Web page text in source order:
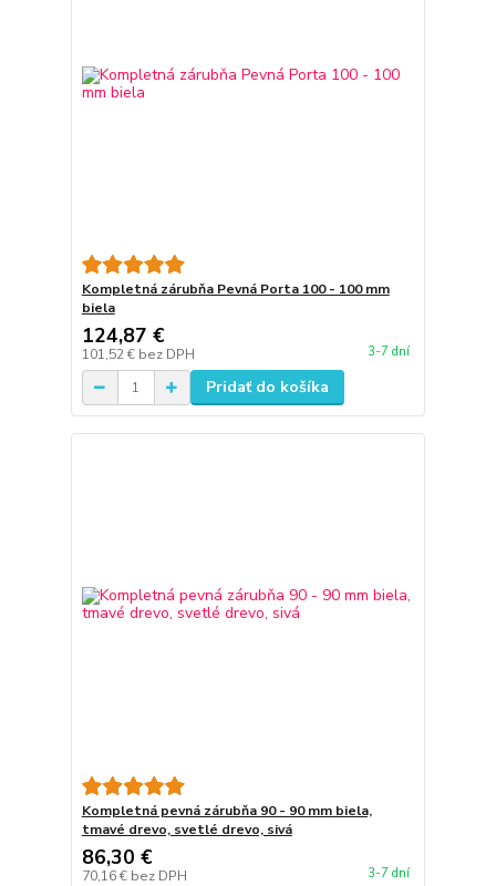
Kompletná zárubňa Pevná Porta 100 - 100 mm
biela
124,87 €
101,52 € bez DPH 3-7 dní
Pridať do košíka
Kompletná pevná zárubňa 90 - 90 mm biela,
tmavé drevo, svetlé drevo, sivá
86,30 €
70,16 € bez DPH 3-7 dní